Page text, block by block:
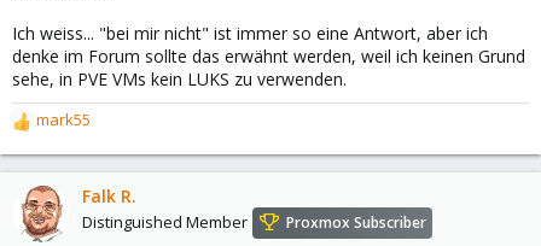
Ich weiss... "bei mir nicht" ist immer so eine Antwort, aber ich
denke im Forum sollte das erwähnt werden, weil ich keinen Grund
sehe, in PVE VMs kein LUKS zu verwenden.
R
e
a
mark55
Falk R.
Distinguished Member Proxmox Subscriber